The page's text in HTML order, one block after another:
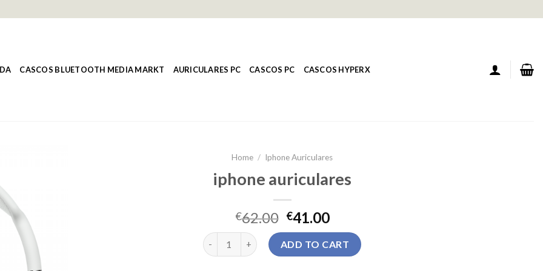
CASCOS BLUETOOTH MEDIA MARKT AURICULARES PC CASCOS PC CASCOS HYPERX
Home / Iphone Auriculares
iphone auriculares
€62.00 €41.00
iphone auriculares quantityADD TO CART